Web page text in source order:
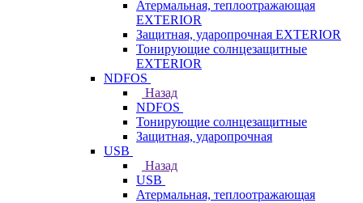
Атермальная, теплоотражающая
EXTERIOR
Защитная, ударопрочная EXTERIOR
Тонирующие солнцезащитные
EXTERIOR
NDFOS
Назад
NDFOS
Тонирующие солнцезащитные
Защитная, ударопрочная
USB
Назад
USB
Атермальная, теплоотражающая